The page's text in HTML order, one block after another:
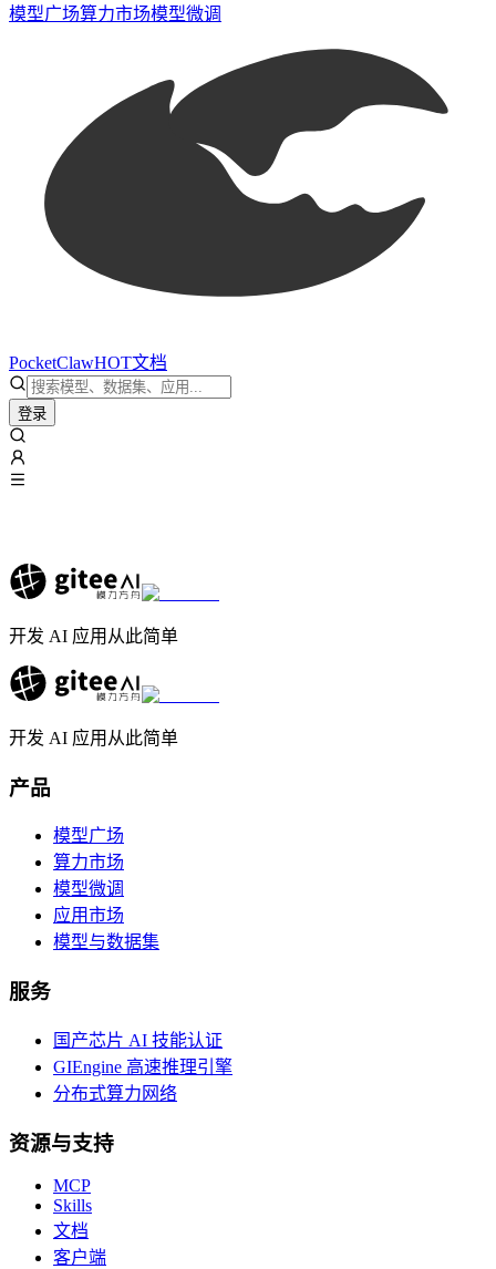
模型广场算力市场模型微调
PocketClawHOT文档
登录
开发 AI 应用从此简单
开发 AI 应用从此简单
产品
模型广场
算力市场
模型微调
应用市场
模型与数据集
服务
国产芯片 AI 技能认证
GIEngine 高速推理引擎
分布式算力网络
资源与支持
MCP
Skills
文档
客户端